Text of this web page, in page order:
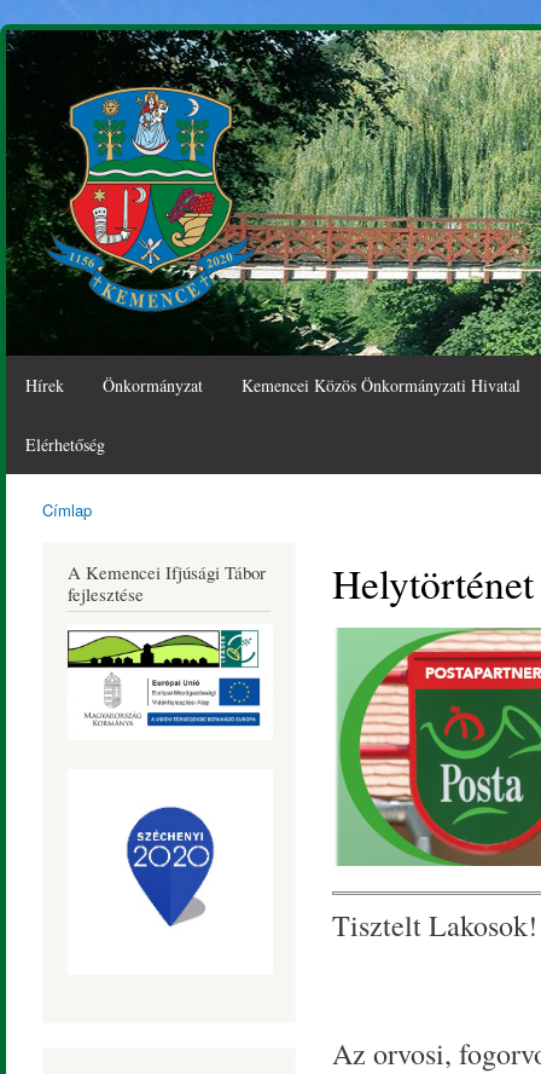
Hírek Önkormányzat Kemencei Közös Önkormányzati Hivatal
Elérhetőség
Kemence
Község
Honlapja
Címlap
A Kemencei Ifjúsági Tábor
fejlesztése
Helytörténet
Tisztelt Lakosok!
Az orvosi,